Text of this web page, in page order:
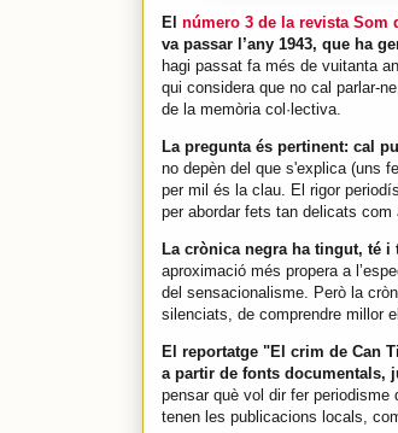
El número 3 de la revista Som
va passar l’any 1943, que ha
hagi passat fa més de vuitanta
qui considera que no cal parlar-
de la memòria col·lectiva.
La pregunta és pertinent: cal
no depèn del que s'explica (uns
per mil és la clau. El rigor
per abordar fets tan delicats
La crònica negra ha tingut, té
aproximació més propera a
del sensacionalisme. Però la
silenciats, de comprendre millor
El reportatge "El crim de Can
a partir de fonts documentals,
pensar què vol dir fer
tenen les publicacions locals,